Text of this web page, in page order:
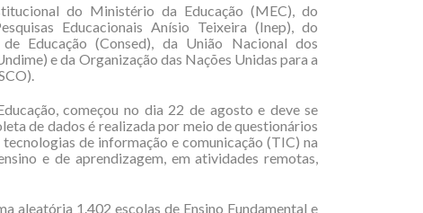
do Ministério da Educação (MEC), do
Educacionais Anísio Teixeira (Inep), do
Educação (Consed), da União Nacional dos
e da Organização das Nações Unidas para a
começou no dia 22 de agosto e deve se
de dados é realizada por meio de questionários
de informação e comunicação (TIC) na
e de aprendizagem, em atividades remotas,
aleatória 1.402 escolas de Ensino Fundamental e